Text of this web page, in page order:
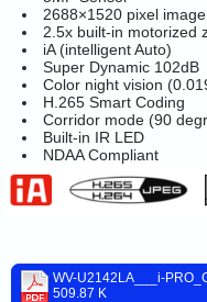
2688×1520 pixel
2.5x built-in motorized
iA (intelligent Auto)
Super Dynamic 102dB
Color night vision
H.265 Smart Coding
Corridor mode (90
Built-in IR LED
NDAA Compliant
WV-U2142LA___i-
509.87 K